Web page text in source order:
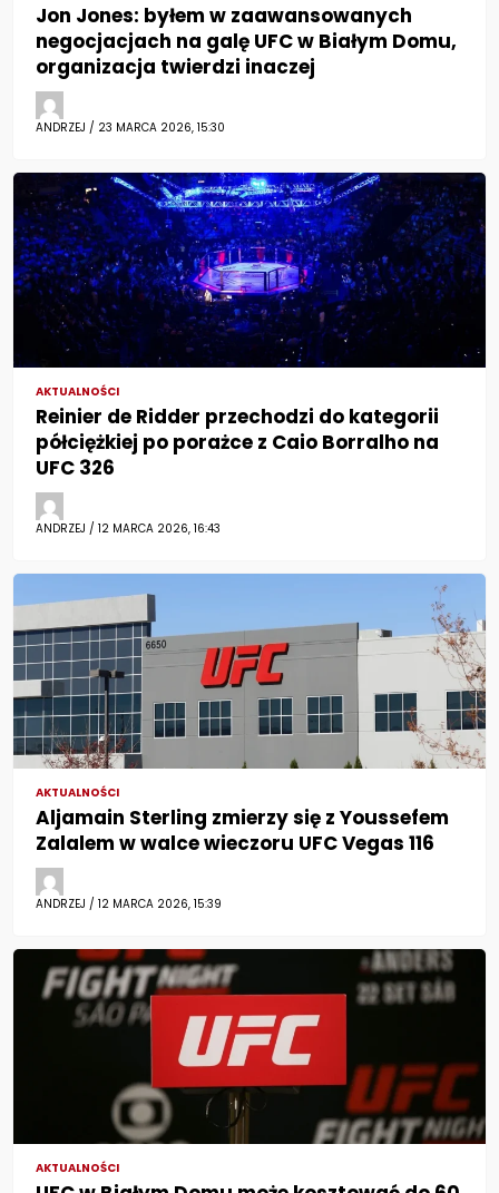
Jon Jones: byłem w zaawansowanych
negocjacjach na galę UFC w Białym Domu,
organizacja twierdzi inaczej
ANDRZEJ / 23 MARCA 2026, 15:30
AKTUALNOŚCI
Reinier de Ridder przechodzi do kategorii
półciężkiej po porażce z Caio Borralho na
UFC 326
ANDRZEJ / 12 MARCA 2026, 16:43
AKTUALNOŚCI
Aljamain Sterling zmierzy się z Youssefem
Zalalem w walce wieczoru UFC Vegas 116
ANDRZEJ / 12 MARCA 2026, 15:39
AKTUALNOŚCI